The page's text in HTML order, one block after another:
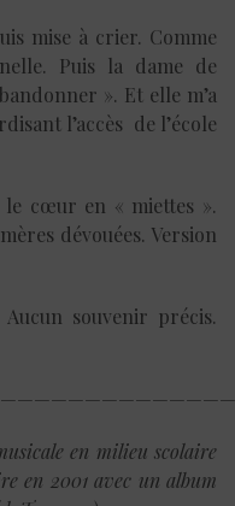
mise à crier. Comme
Puis la dame de
». Et elle m’a
l’accès de l’école
cœur en « miettes ».
dévouées. Version
souvenir précis.
en milieu scolaire
en 2001 avec un album